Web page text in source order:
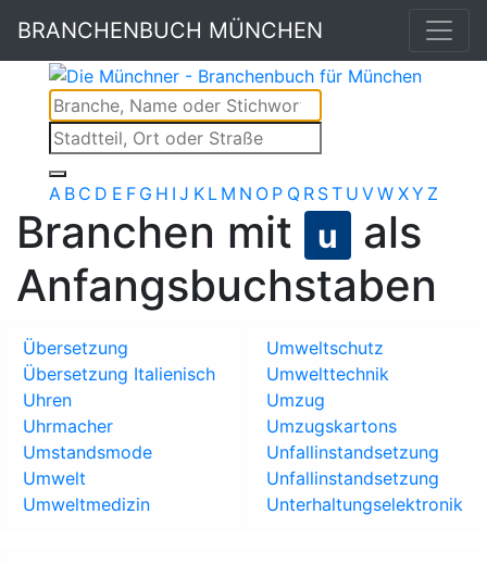
BRANCHENBUCH MÜNCHEN
A B C D E F G H I J K L M N O P Q R ST U VW XY Z
Branchen mit u
als
Anfangsbuchstaben
Übersetzung
Übersetzung Italienisch
Uhren
Uhrmacher
Umstandsmode
Umwelt
Umweltmedizin
Umweltschutz
Umwelttechnik
Umzug
Umzugskartons
Unfallinstandsetzung
Unfallinstandsetzung
Unterhaltungselektronik